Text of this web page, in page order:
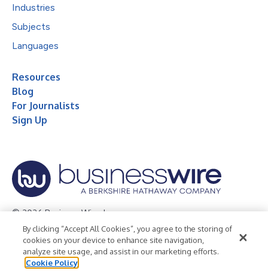
Industries
Subjects
Languages
Resources
Blog
For Journalists
Sign Up
© 2026 Business Wire, Inc.
Privacy Policy Cookie Policy
Accessibility Statement
Terms of Use
Legal
By clicking “Accept All Cookies”, you agree to the storing of
cookies on your device to enhance site navigation,
analyze site usage, and assist in our marketing efforts.
Cookie Policy